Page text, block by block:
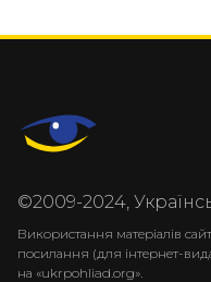
©2009-2024,
Використання матеріалів
посилання (для інтернет-
на «ukrpohliad.org».